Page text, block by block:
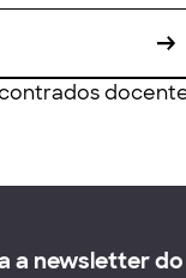
a newsletter do